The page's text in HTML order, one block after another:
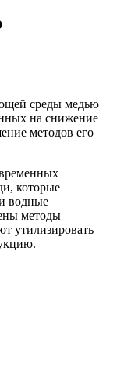
среды медью
на снижение
методов его
которые
водные
методы
утилизировать